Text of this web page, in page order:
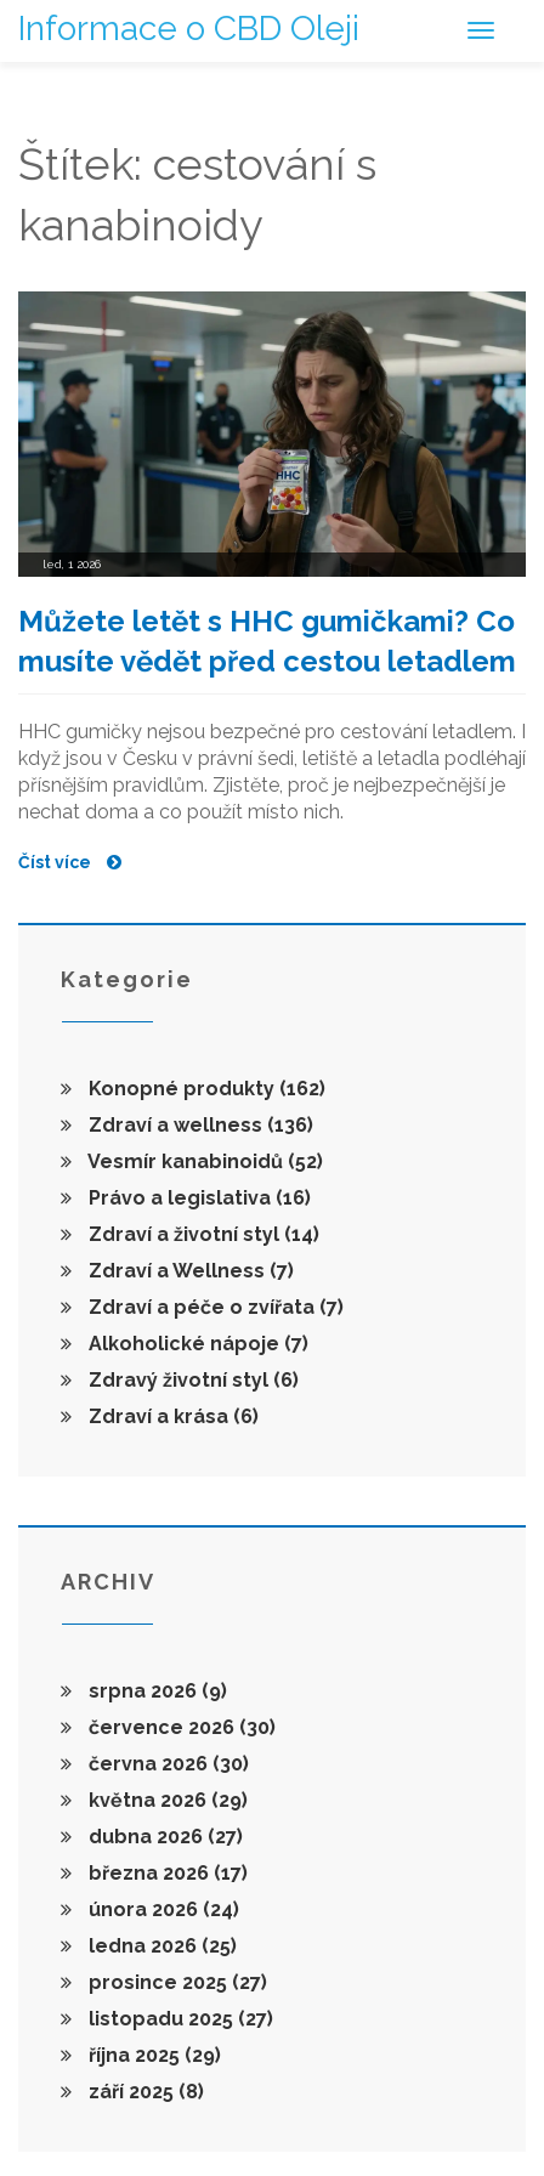
Informace o CBD Oleji
Štítek: cestování s
kanabinoidy
led, 1 2026
Můžete letět s HHC gumičkami? Co
musíte vědět před cestou letadlem
HHC gumičky nejsou bezpečné pro cestování letadlem. I
když jsou v Česku v právní šedi, letiště a letadla podléhají
přísnějším pravidlům. Zjistěte, proč je nejbezpečnější je
nechat doma a co použít místo nich.
Číst více
Kategorie
Konopné produkty (162)
Zdraví a wellness (136)
Vesmír kanabinoidů (52)
Právo a legislativa (16)
Zdraví a životní styl (14)
Zdraví a Wellness (7)
Zdraví a péče o zvířata (7)
Alkoholické nápoje (7)
Zdravý životní styl (6)
Zdraví a krása (6)
ARCHIV
srpna 2026 (9)
července 2026 (30)
června 2026 (30)
května 2026 (29)
dubna 2026 (27)
března 2026 (17)
února 2026 (24)
ledna 2026 (25)
prosince 2025 (27)
listopadu 2025 (27)
října 2025 (29)
září 2025 (8)